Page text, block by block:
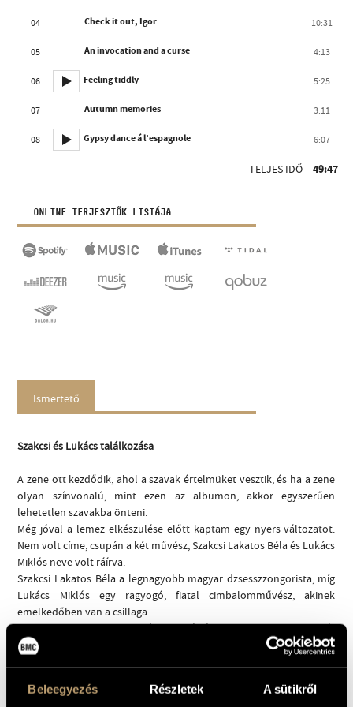
Beleegyezés Részletek A sütikről
04 Check it out, Igor 10:31
05 An invocation and a curse 4:13
06 Feeling tiddly 5:25
07 Autumn memories 3:11
08 Gypsy dance á l’espagnole 6:07
TELJES IDŐ 49:47
ONLINE TERJESZTŐK LISTÁJA
Ismertető
Szakcsi és Lukács találkozása
A zene ott kezdődik, ahol a szavak értelmüket vesztik, és ha a zene
olyan színvonalú, mint ezen az albumon, akkor egyszerűen
lehetetlen szavakba önteni.
Még jóval a lemez elkészülése előtt kaptam egy nyers változatot.
Nem volt címe, csupán a két művész, Szakcsi Lakatos Béla és Lukács
Miklós neve volt ráírva.
Szakcsi Lakatos Béla a legnagyobb magyar dzsesszzongorista, míg
Lukács Miklós egy ragyogó, fiatal cimbalomművész, akinek
emelkedőben van a csillaga.
Szakcsi Lakatos a közelmúltban készített egy albumot a saját
triójával, amin kiválóan ötvözte a roma zenei hagyományt a
a Londoni Jazz Fesztiválon is, Arnie Somogyi – igen eredeti, angol-